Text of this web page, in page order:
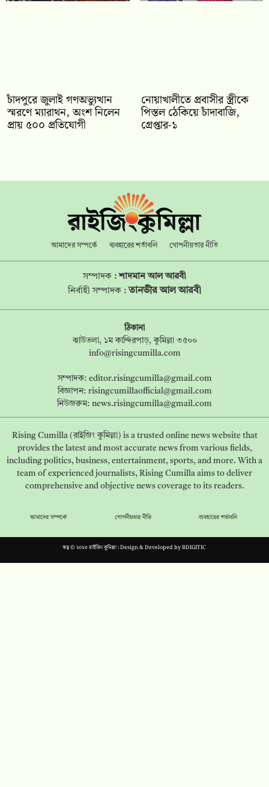
চাঁদপুরে জুলাই গণঅভ্যুত্থান
স্মরণে ম্যারাথন, অংশ নিলেন
প্রায় ৫০০ প্রতিযোগী
নোয়াখালীতে প্রবাসীর স্ত্রীকে
পিস্তল ঠেকিয়ে চাঁদাবাজি,
গ্রেপ্তার-১
আমাদের সম্পর্কে ব্যবহারের শর্তাবলি গোপনীয়তার নীতি
সম্পাদক :শাদমান আল আরবী
নির্বাহী সম্পাদক : তানভীর আল আরবী
ঠিকানা
ঝাউতলা, ১ম কান্দিরপাড়, কুমিল্লা ৩৫০০
info@risingcumilla.com
সম্পাদক: editor.risingcumilla@gmail.com
বিজ্ঞাপন: risingcumillaofficial@gmail.com
নিউজরুম: news.risingcumilla@gmail.com
Rising Cumilla (রাইজিং কুমিল্লা) is a trusted online news website that
provides the latest and most accurate news from various fields,
including politics, business, entertainment, sports, and more. With a
team of experienced journalists, Rising Cumilla aims to deliver
comprehensive and objective news coverage to its readers.
আমাদের সম্পর্কে গোপনীয়তার নীতি ব্যবহারের শর্তাবলি
স্বত্ব © ২০২৩ রাইজিং কুমিল্লা। Design & Developed byBDIGITIC